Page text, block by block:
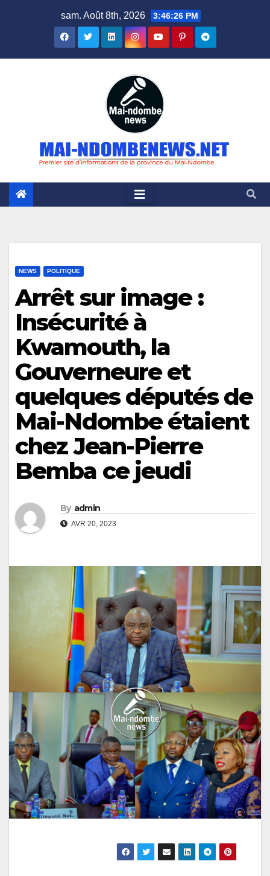
sam. Août 8th, 2026 3:46:27 PM
NEWS POLITIQUE
Arrêt sur image :
Insécurité à
Kwamouth, la
Gouverneure et
quelques députés de
Mai-Ndombe étaient
chez Jean-Pierre
Bemba ce jeudi
By admin
AVR 20, 2023